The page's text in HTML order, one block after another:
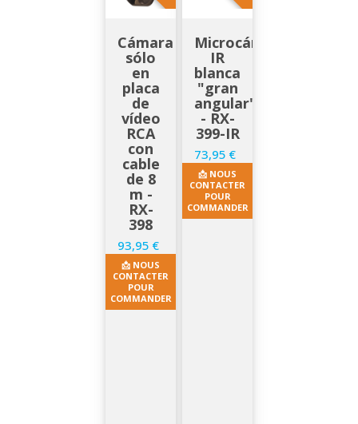
Cámara
sólo
en
placa
de
vídeo
RCA
con
cable
de 8
m -
RX-
398
Precio
93,95 €
📩 NOUS
CONTACTER
POUR
COMMANDER
Microcámara
IR
blanca
"gran
angular"
- RX-
399-IR
Precio
73,95 €
📩 NOUS
CONTACTER
POUR
COMMANDER